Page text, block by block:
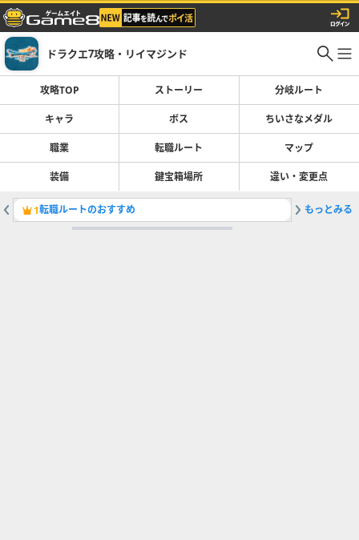
ドラクエ7攻略・リイマジンド
攻略TOP ストーリー 分岐ルート
キャラ ボス ちいさなメダル
職業 転職ルート マップ
装備 鍵宝箱場所 違い・変更点
1転職ルートのおすすめ 2ストー
もっとみる